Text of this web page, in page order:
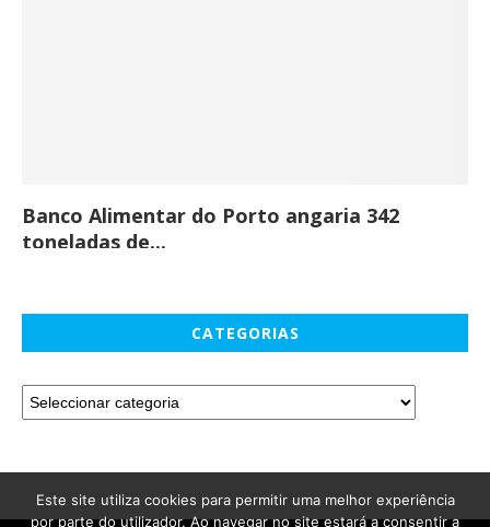
Banco Alimentar do Porto angaria 342
toneladas de...
CATEGORIAS
Este site utiliza cookies para permitir uma melhor experiência
por parte do utilizador. Ao navegar no site estará a consentir a